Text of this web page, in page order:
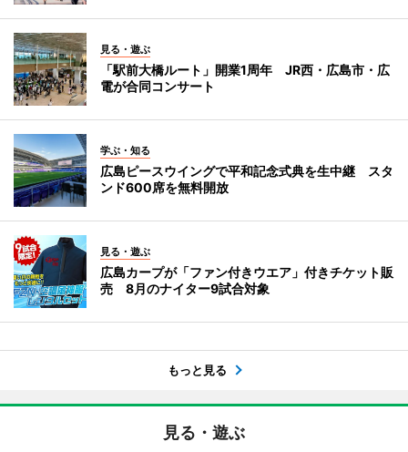
見る・遊ぶ
「駅前大橋ルート」開業1周年 JR西・広島市・広
電が合同コンサート
学ぶ・知る
広島ピースウイングで平和記念式典を生中継 スタ
ンド600席を無料開放
見る・遊ぶ
広島カープが「ファン付きウエア」付きチケット販
売 8月のナイター9試合対象
もっと見る
見る・遊ぶ